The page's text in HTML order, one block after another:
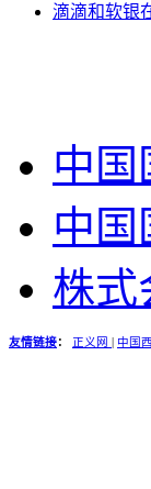
滴滴和软银
中国
中国
株式
友情链接： 正义网 中国